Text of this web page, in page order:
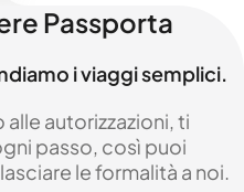
Passporta
i viaggi semplici.
autorizzazioni, ti
passo, così puoi
le formalità a noi.